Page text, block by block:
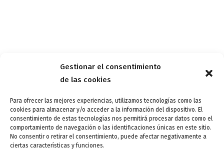
Gestionar el consentimiento
de las cookies
Para ofrecer las mejores experiencias, utilizamos tecnologías como las
cookies para almacenar y/o acceder a la información del dispositivo. El
consentimiento de estas tecnologías nos permitirá procesar datos como el
comportamiento de navegación o las identificaciones únicas en este sitio.
No consentir o retirar el consentimiento, puede afectar negativamente a
ciertas características y funciones.